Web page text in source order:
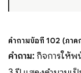
คำถามข้อที่ 102 (ภาค
คำถาม: กิจการให้พ